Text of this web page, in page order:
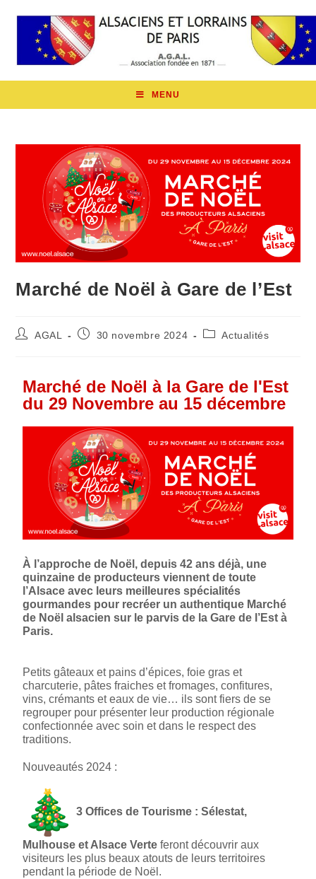
MENU
Marché de Noël à Gare de l’Est
AGAL 30 novembre 2024 Actualités
Marché de Noël à la Gare de l'Est
du 29 Novembre au 15 décembre
À l’approche de Noël, depuis 42 ans déjà, une
quinzaine de producteurs viennent de toute
l’Alsace avec leurs meilleures spécialités
gourmandes pour recréer un authentique Marché
de Noël alsacien sur le parvis de la Gare de l’Est à
Paris.
Petits gâteaux et pains d’épices, foie gras et
charcuterie, pâtes fraiches et fromages, confitures,
vins, crémants et eaux de vie… ils sont fiers de se
regrouper pour présenter leur production régionale
confectionnée avec soin et dans le respect des
traditions.
Nouveautés 2024 :
3 Offices de Tourisme : Sélestat,
Mulhouse et Alsace Verte feront découvrir aux
visiteurs les plus beaux atouts de leurs territoires
pendant la période de Noël.